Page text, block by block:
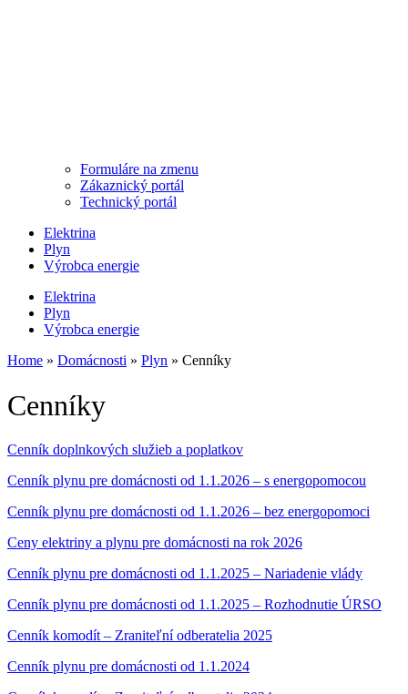
Formuláre na zmenu
Zákaznický portál
Technický portál
Elektrina
Plyn
Výrobca energie
Elektrina
Plyn
Výrobca energie
Home » Domácnosti » Plyn » Cenníky
Cenníky
Cenník doplnkových služieb a poplatkov
Cenník plynu pre domácnosti od 1.1.2026 – s energopomocou
Cenník plynu pre domácnosti od 1.1.2026 – bez energopomoci
Ceny elektriny a plynu pre domácnosti na rok 2026
Cenník plynu pre domácnosti od 1.1.2025 – Nariadenie vlády
Cenník plynu pre domácnosti od 1.1.2025 – Rozhodnutie ÚRSO
Cenník komodít – Zraniteľní odberatelia 2025
Cenník plynu pre domácnosti od 1.1.2024